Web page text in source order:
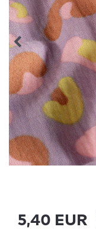
5,40 EUR